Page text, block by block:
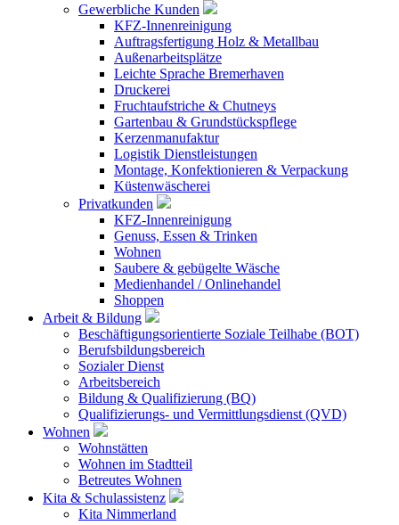
Gewerbliche Kunden
KFZ-Innenreinigung
Auftragsfertigung Holz & Metallbau
Außenarbeitsplätze
Leichte Sprache Bremerhaven
Druckerei
Fruchtaufstriche & Chutneys
Gartenbau & Grundstückspflege
Kerzenmanufaktur
Logistik Dienstleistungen
Montage, Konfektionieren & Verpackung
Küstenwäscherei
Privatkunden
KFZ-Innenreinigung
Genuss, Essen & Trinken
Wohnen
Saubere & gebügelte Wäsche
Medienhandel / Onlinehandel
Shoppen
Arbeit & Bildung
Beschäftigungsorientierte Soziale Teilhabe (BOT)
Berufsbildungsbereich
Sozialer Dienst
Arbeitsbereich
Bildung & Qualifizierung (BQ)
Qualifizierungs- und Vermittlungsdienst (QVD)
Wohnen
Wohnstätten
Wohnen im Stadtteil
Betreutes Wohnen
Kita & Schulassistenz
Kita Nimmerland